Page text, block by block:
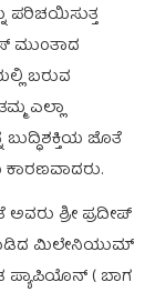
ಪರಿಚಯಿಸುತ್ತ
ಮುಂತಾದ
ಬರುವ
ಎಲ್ಲಾ
ಬುದ್ಧಿಶಕ್ತಿಯ ಜೊತೆ
ಕಾರಣವಾದರು.
ಅವರು ಶ್ರೀ ಪ್ರದೀಪ್
ಮಿಲೇನಿಯುಮ್
( ಬಾಗ